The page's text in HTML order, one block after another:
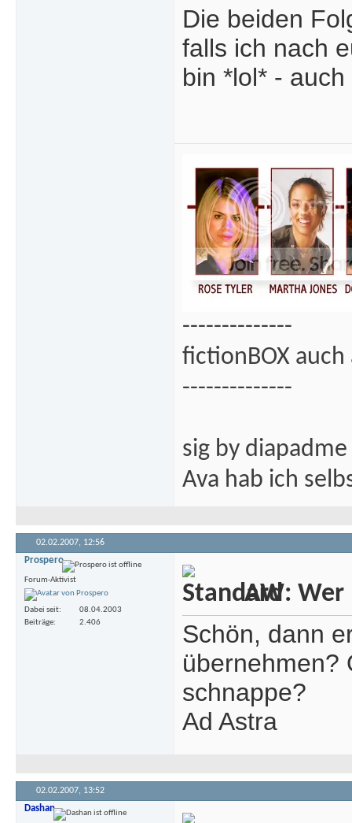
Die beiden
falls ich nach
bin *lol* -
--------------
fictionBOX
--------------
sig by
Ava hab ich
02.02.2007, 12:56
Prospero
Forum-Aktivist
Dabei seit
08.04.2003
Beiträge
2.406
AW: Wer
Schön, dann
übernehmen?
schnappe?
Ad Astra
02.02.2007, 13:52
Dashan